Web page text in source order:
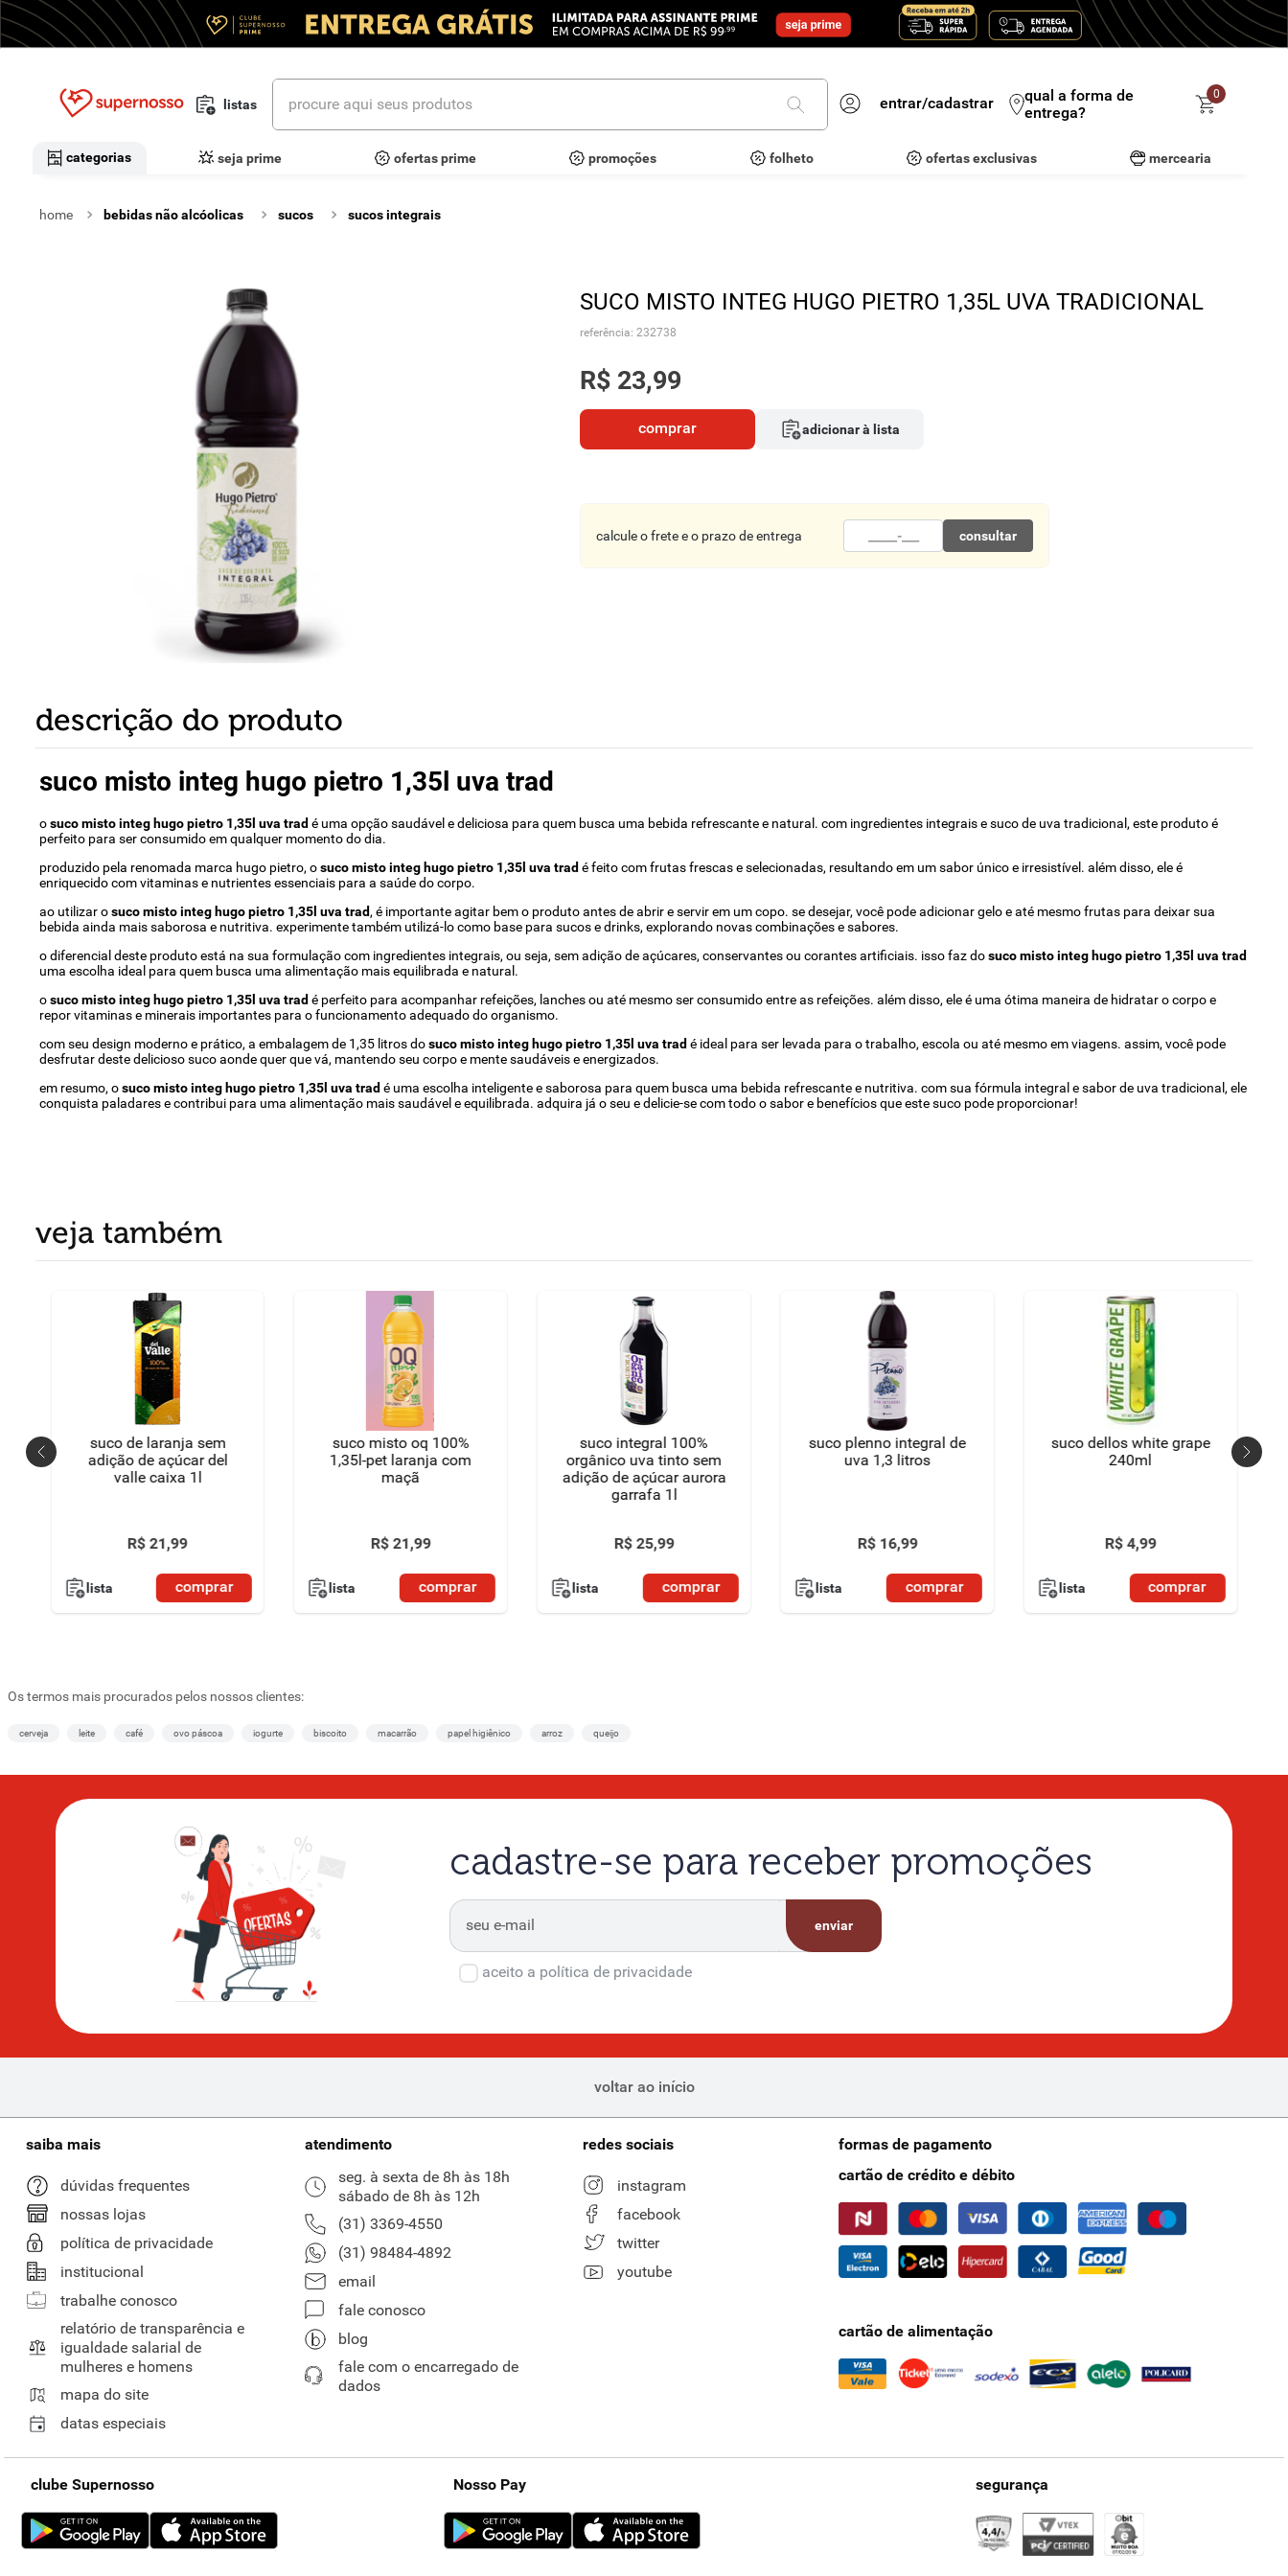
listas
procure aqui seus produtos
entrar/cadastrar
qual a forma de
entrega?
0
categorias seja prime ofertas prime promoções folheto ofertas exclusivas mercearia
bebidas não alcóolicas sucos sucos integrais
SUCO MISTO INTEG HUGO PIETRO 1,35L UVA TRADICIONAL
referência:232738
R$ 23,99
comprar adicionar à lista
calcule o frete e o prazo de entrega consultar
descrição do produto
suco misto integ hugo pietro 1,35l uva trad
osuco misto integ hugo pietro 1,35l uva tradé uma opção saudável e deliciosa para quem busca uma bebida refrescante e natural. com ingredientes integrais e suco de uva tradicional, este produto é
perfeito para ser consumido em qualquer momento do dia.
produzido pela renomada marca hugo pietro, osuco misto integ hugo pietro 1,35l uva tradé feito com frutas frescas e selecionadas, resultando em um sabor único e irresistível. além disso, ele é
enriquecido com vitaminas e nutrientes essenciais para a saúde do corpo.
ao utilizar osuco misto integ hugo pietro 1,35l uva trad, é importante agitar bem o produto antes de abrir e servir em um copo. se desejar, você pode adicionar gelo e até mesmo frutas para deixar sua
bebida ainda mais saborosa e nutritiva. experimente também utilizá-lo como base para sucos e drinks, explorando novas combinações e sabores.
o diferencial deste produto está na sua formulação com ingredientes integrais, ou seja, sem adição de açúcares, conservantes ou corantes artificiais. isso faz dosuco misto integ hugo pietro 1,35l uva trad
uma escolha ideal para quem busca uma alimentação mais equilibrada e natural.
osuco misto integ hugo pietro 1,35l uva tradé perfeito para acompanhar refeições, lanches ou até mesmo ser consumido entre as refeições. além disso, ele é uma ótima maneira de hidratar o corpo e
repor vitaminas e minerais importantes para o funcionamento adequado do organismo.
com seu design moderno e prático, a embalagem de 1,35 litros dosuco misto integ hugo pietro 1,35l uva tradé ideal para ser levada para o trabalho, escola ou até mesmo em viagens. assim, você pode
desfrutar deste delicioso suco aonde quer que vá, mantendo seu corpo e mente saudáveis e energizados.
em resumo, osuco misto integ hugo pietro 1,35l uva tradé uma escolha inteligente e saborosa para quem busca uma bebida refrescante e nutritiva. com sua fórmula integral e sabor de uva tradicional, ele
conquista paladares e contribui para uma alimentação mais saudável e equilibrada. adquira já o seu e delicie-se com todo o sabor e benefícios que este suco pode proporcionar!
veja também
suco de laranja sem
adição de açúcar del
valle caixa 1l
R$ 21,99
lista comprar
suco misto oq 100%
1,35l-pet laranja com
maçã
R$ 21,99
lista comprar
suco integral 100%
orgânico uva tinto sem
adição de açúcar aurora
garrafa 1l
R$ 25,99
lista comprar
suco plenno integral de
uva 1,3 litros
R$ 16,99
lista comprar
suco dellos white grape
240ml
R$ 4,99
lista comprar
Os termos mais procurados pelos nossos clientes:
cerveja leite café ovo páscoa iogurte biscoito macarrão papel higiênico arroz queijo
cadastre-se para receber promoções
enviar
aceito a política de privacidade
voltar ao início
saiba mais
dúvidas frequentes
nossas lojas
política de privacidade
institucional
trabalhe conosco
relatório de transparência e
igualdade salarial de
mulheres e homens
mapa do site
datas especiais
atendimento
seg. à sexta de 8h às 18h
sábado de 8h às 12h
(31) 3369-4550
(31) 98484-4892
email
fale conosco
blog
fale com o encarregado de
dados
redes sociais
instagram
facebook
twitter
youtube
formas de pagamento
cartão de crédito e débito
cartão de alimentação
clube Supernosso Nosso Pay segurança
termos mais buscados
leite
4
º
vinhos
7º biscoito
9º
10º